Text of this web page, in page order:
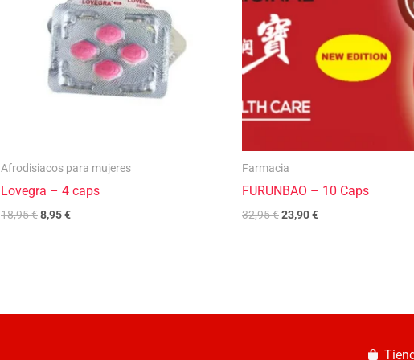
Afrodisiacos para mujeres
Lovegra – 4 caps
18,95€8,95€
Farmacia
FURUNBAO – 10 Caps
32,95€23,90€